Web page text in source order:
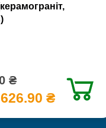
₴
626.90 ₴